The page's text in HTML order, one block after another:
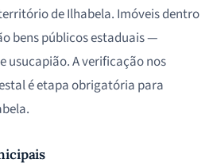
de Ilhabela. Imóveis dentro
bens públicos estaduais —
usucapião. A verificação nos
é etapa obrigatória para